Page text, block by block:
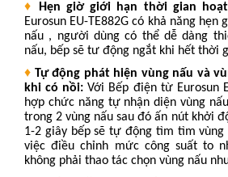
♦
Hẹn giờ giới hạn thời gian
Eurosun EU-TE882G có khả năng
nấu , người dùng có thể dễ dàng
nấu, bếp sẽ tư động ngắt khi hết thời
♦ Tự động phát hiện vùng nấu và
khi có nồi: Với Bếp điện từ Eurosun
hợp chức năng tự nhận diện vùng
trong 2 vùng nấu sau đó ấn nút khởi
1-2 giây bếp sẽ tự động tìm tìm
việc điều chỉnh mức công suất to
không phải thao tác chọn vùng nấu